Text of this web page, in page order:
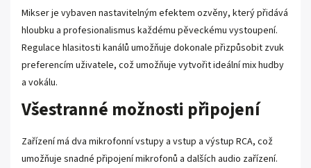
Mikser je vybaven nastavitelným efektem ozvěny, který přidává
hloubku a profesionalismus každému pěveckému vystoupení.
Regulace hlasitosti kanálů umožňuje dokonale přizpůsobit zvuk
preferencím uživatele, což umožňuje vytvořit ideální mix hudby
a vokálu.
Všestranné možnosti připojení
Zařízení má dva mikrofonní vstupy a vstup a výstup RCA, což
umožňuje snadné připojení mikrofonů a dalších audio zařízení.